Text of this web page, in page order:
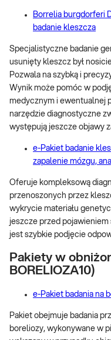
Borrelia burgdorferi
badanie kleszcza
Specjalistyczne badanie
usunięty kleszcz był
Pozwala na szybką i
Wynik może pomóc w
medycznym i ewentualnej
narzędzie diagnostyczne
występują jeszcze objawy
e-Pakiet badanie
zapalenie mózgu,
Oferuje kompleksową
przenoszonych przez
wykrycie materiału
jeszcze przed
jest szybkie podjęcie
Pakiety w
BORELIOZA10)
e-Pakiet badania na
Pakiet obejmuje badania
boreliozy, wykonywane w